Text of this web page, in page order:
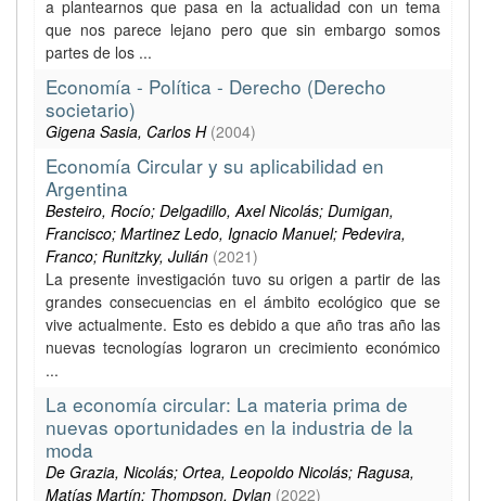
a plantearnos que pasa en la actualidad con un tema
que nos parece lejano pero que sin embargo somos
partes de los ...
Economía - Política - Derecho (Derecho
societario)
Gigena Sasia, Carlos H (2004)
Economía Circular y su aplicabilidad en
Argentina
Besteiro, Rocío; Delgadillo, Axel Nicolás; Dumigan,
Francisco; Martinez Ledo, Ignacio Manuel; Pedevira,
Franco; Runitzky, Julián (2021)
La presente investigación tuvo su origen a partir de las
grandes consecuencias en el ámbito ecológico que se
vive actualmente. Esto es debido a que año tras año las
nuevas tecnologías lograron un crecimiento económico
...
La economía circular: La materia prima de
nuevas oportunidades en la industria de la
moda
De Grazia, Nicolás; Ortea, Leopoldo Nicolás; Ragusa,
Matías Martín; Thompson, Dylan (2022)